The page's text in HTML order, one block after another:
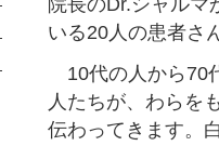
院長のDr.シャル
いる20人の患者
10代の人から70
人たちが、わらを
伝わってきます。